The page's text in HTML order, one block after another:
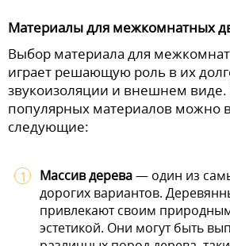
Материалы для межкомнатных
Выбор материала для
играет решающую роль в их
звукоизоляции и внешнем
популярных материалов можно
следующие:
Массив дерева— один из
дорогих вариантов.
привлекают своим
эстетикой. Они могут быть